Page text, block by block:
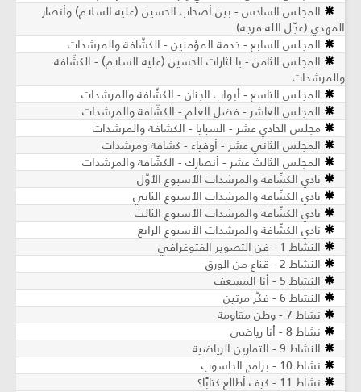
المجلس السادس - بين أصحاب الحسين (عليه السلام) وأنصار
المهدي (عجّل الله فرجه)
المجلس السابع - خدمة المؤمنين - الكشّافة والمرشدات
المجلس الثامن - يا لثارات الحسين (عليه السلام) - الكشّافة
والمرشدات
المجلس التاسع - أبواب الجنان - الكشّافة والمرشدات
المجلس العاشر - فضل العلم - الكشّافة والمرشدات
مجلس الحادي عشر - السبايا - الكشافة والمرشدات
المجلس الثاني عشر - أوفياء - كشافة ومرشدات
المجلس الثالث عشر - أنصارك - الكشّافة والمرشدات
نادي الكشّافة والمرشدات الأسبوع الأوّل
نادي الكشّافة والمرشدات الأسبوع الثاني
نادي الكشّافة والمرشدات الأسبوع الثالث
نادي الكشّافة والمرشدات الأسبوع الرابع
النشاط 1 - فن التصوير الفتوغرافي
النشاط 2 - قناع من الورق
النشاط 5 - أنا المسعف
النشاط 6 - فكّر مرتين
نشاط 7 - وطن مقاومة
نشاط 8 - أنا رياضي
النشاط 9 - التمارين الرياضية
نشاط 10 - برامج الحاسوب
نشاط 11 - كيف أطالع كتابًا؟